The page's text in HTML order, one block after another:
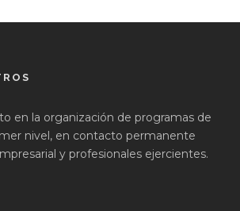
en la organización de programas de
nivel, en contacto permanente
y profesionales ejercientes.